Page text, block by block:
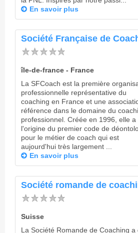
En savoir plus
Société Française de
île-de-france - France
La SFCoach est la première
professionnelle représentative du
coaching en France et une
référence dans le domaine du
professionnel. Créée en 1996, elle a
l'origine du premier code de
pour le métier de coach qui est
aujourd'hui très largement ...
En savoir plus
Société romande de
Suisse
La Société Romande de Coaching a